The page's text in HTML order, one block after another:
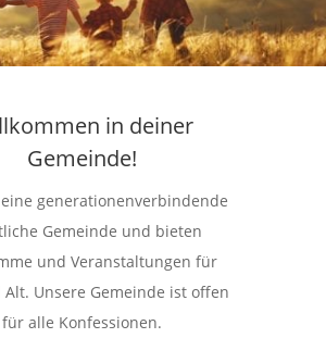
in deiner
Gemeinde!
generationenverbindende
Gemeinde und bieten
und Veranstaltungen für
Alt. Unsere Gemeinde ist offen
für alle Konfessionen.